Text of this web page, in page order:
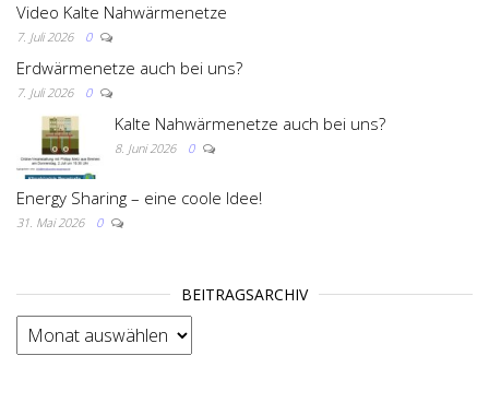
Video Kalte Nahwärmenetze
7. Juli 2026 0
Erdwärmenetze auch bei uns?
7. Juli 2026 0
Kalte Nahwärmenetze auch bei uns?
8. Juni 2026 0
Energy Sharing – eine coole Idee!
31. Mai 2026 0
BEITRAGSARCHIV
BEITRAGSARCHIV